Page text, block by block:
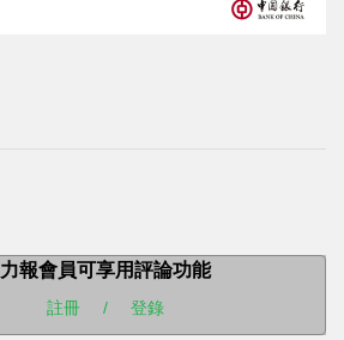
力報會員可享用評論功能
註冊 / 登錄